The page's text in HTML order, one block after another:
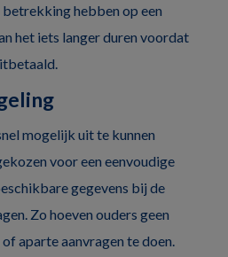
hebben op een
het iets langer duren voordat
mogelijk uit te kunnen
voor een eenvoudige
gegevens bij de
Zo hoeven ouders geen
aparte aanvragen te doen.